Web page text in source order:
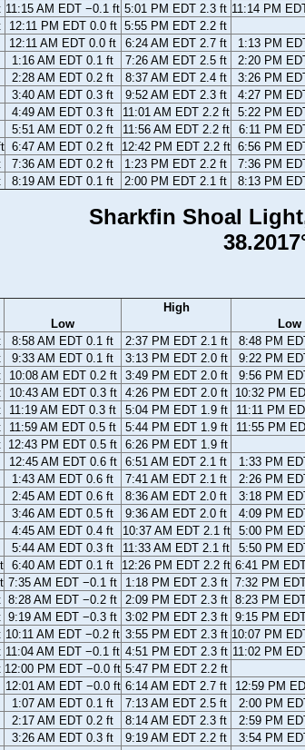
11:15 AM EDT −0.1 ft 5:01 PM EDT 2.3 ft 11:14 PM
12:11 PM EDT 0.0 ft 5:55 PM EDT 2.2 ft
12:11 AM EDT 0.0 ft 6:24 AM EDT 2.7 ft 1:13 PM
1:16 AM EDT 0.1 ft 7:26 AM EDT 2.5 ft 2:20 PM
2:28 AM EDT 0.2 ft 8:37 AM EDT 2.4 ft 3:26 PM
3:40 AM EDT 0.3 ft 9:52 AM EDT 2.3 ft 4:27 PM
4:49 AM EDT 0.3 ft 11:01 AM EDT 2.2 ft 5:22 PM
5:51 AM EDT 0.2 ft 11:56 AM EDT 2.2 ft 6:11 PM
6:47 AM EDT 0.2 ft 12:42 PM EDT 2.2 ft 6:56 PM
7:36 AM EDT 0.2 ft 1:23 PM EDT 2.2 ft 7:36 PM
8:19 AM EDT 0.1 ft 2:00 PM EDT 2.1 ft 8:13 PM
Sharkfin Shoal
Low
High
Low
8:58 AM EDT 0.1 ft 2:37 PM EDT 2.1 ft 8:48 PM
9:33 AM EDT 0.1 ft 3:13 PM EDT 2.0 ft 9:22 PM
10:08 AM EDT 0.2 ft 3:49 PM EDT 2.0 ft 9:56 PM
10:43 AM EDT 0.3 ft 4:26 PM EDT 2.0 ft 10:32 PM
11:19 AM EDT 0.3 ft 5:04 PM EDT 1.9 ft 11:11 PM
11:59 AM EDT 0.5 ft 5:44 PM EDT 1.9 ft 11:55 PM
12:43 PM EDT 0.5 ft 6:26 PM EDT 1.9 ft
12:45 AM EDT 0.6 ft 6:51 AM EDT 2.1 ft 1:33 PM
1:43 AM EDT 0.6 ft 7:41 AM EDT 2.1 ft 2:26 PM
2:45 AM EDT 0.6 ft 8:36 AM EDT 2.0 ft 3:18 PM
3:46 AM EDT 0.5 ft 9:36 AM EDT 2.0 ft 4:09 PM
4:45 AM EDT 0.4 ft 10:37 AM EDT 2.1 ft 5:00 PM
5:44 AM EDT 0.3 ft 11:33 AM EDT 2.1 ft 5:50 PM
6:40 AM EDT 0.1 ft 12:26 PM EDT 2.2 ft 6:41 PM
7:35 AM EDT −0.1 ft 1:18 PM EDT 2.3 ft 7:32 PM
8:28 AM EDT −0.2 ft 2:09 PM EDT 2.3 ft 8:23 PM
9:19 AM EDT −0.3 ft 3:02 PM EDT 2.3 ft 9:15 PM
10:11 AM EDT −0.2 ft 3:55 PM EDT 2.3 ft 10:07 PM
11:04 AM EDT −0.1 ft 4:51 PM EDT 2.3 ft 11:02 PM
12:00 PM EDT −0.0 ft 5:47 PM EDT 2.2 ft
12:01 AM EDT −0.0 ft 6:14 AM EDT 2.7 ft 12:59 PM
1:07 AM EDT 0.1 ft 7:13 AM EDT 2.5 ft 2:00 PM
2:17 AM EDT 0.2 ft 8:14 AM EDT 2.3 ft 2:59 PM
3:26 AM EDT 0.3 ft 9:19 AM EDT 2.2 ft 3:54 PM